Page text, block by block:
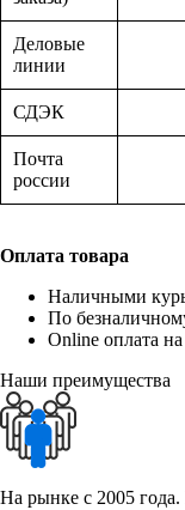
Деловые
линии
СДЭК
Почта
россии
Оплата товара
Наличными
По
Online оплата на
Наши преимущества
На рынке с 2005